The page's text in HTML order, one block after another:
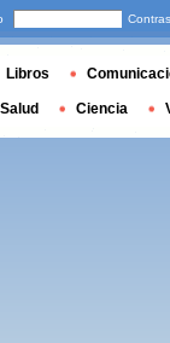
Libros
Salud Ciencia